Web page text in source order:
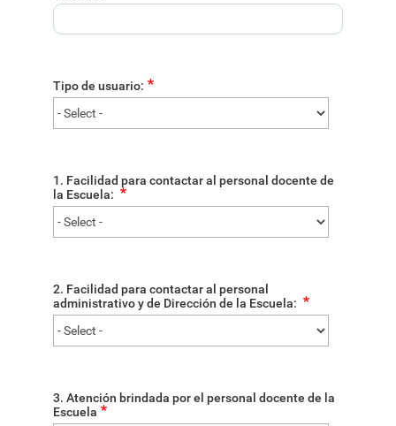
Tipo de usuario:
1. Facilidad para contactar al personal docente de
la Escuela:
2. Facilidad para contactar al personal
administrativo y de Dirección de la Escuela:
3. Atención brindada por el personal docente de la
Escuela